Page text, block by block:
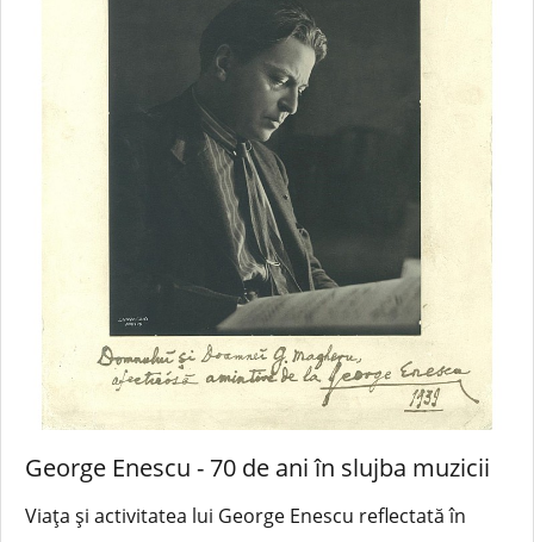
George Enescu - 70 de ani în slujba muzicii
Viața și activitatea lui George Enescu reflectată în